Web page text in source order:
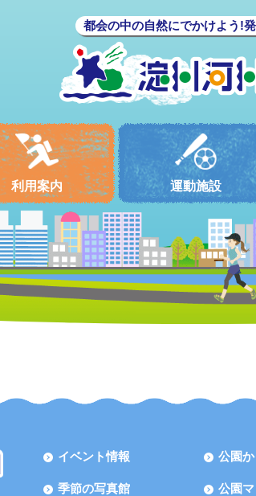
都会の中の自然にでかけよう!
利用案内 運動施設
イベント情報
季節の写真館
公園
公園